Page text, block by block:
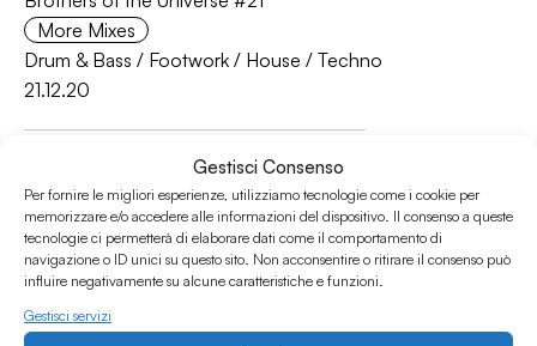
Gestisci Consenso
Per fornire le migliori esperienze, utilizziamo tecnologie come i cookie per
memorizzare e/o accedere alle informazioni del dispositivo. Il consenso a queste
tecnologie ci permetterà di elaborare dati come il comportamento di
navigazione o ID unici su questo sito. Non acconsentire o ritirare il consenso può
influire negativamente su alcune caratteristiche e funzioni.
Gestisci servizi
More Mixes
Drum & Bass / Footwork / House / Techno
21.12.20
Brothers of the Universe #20